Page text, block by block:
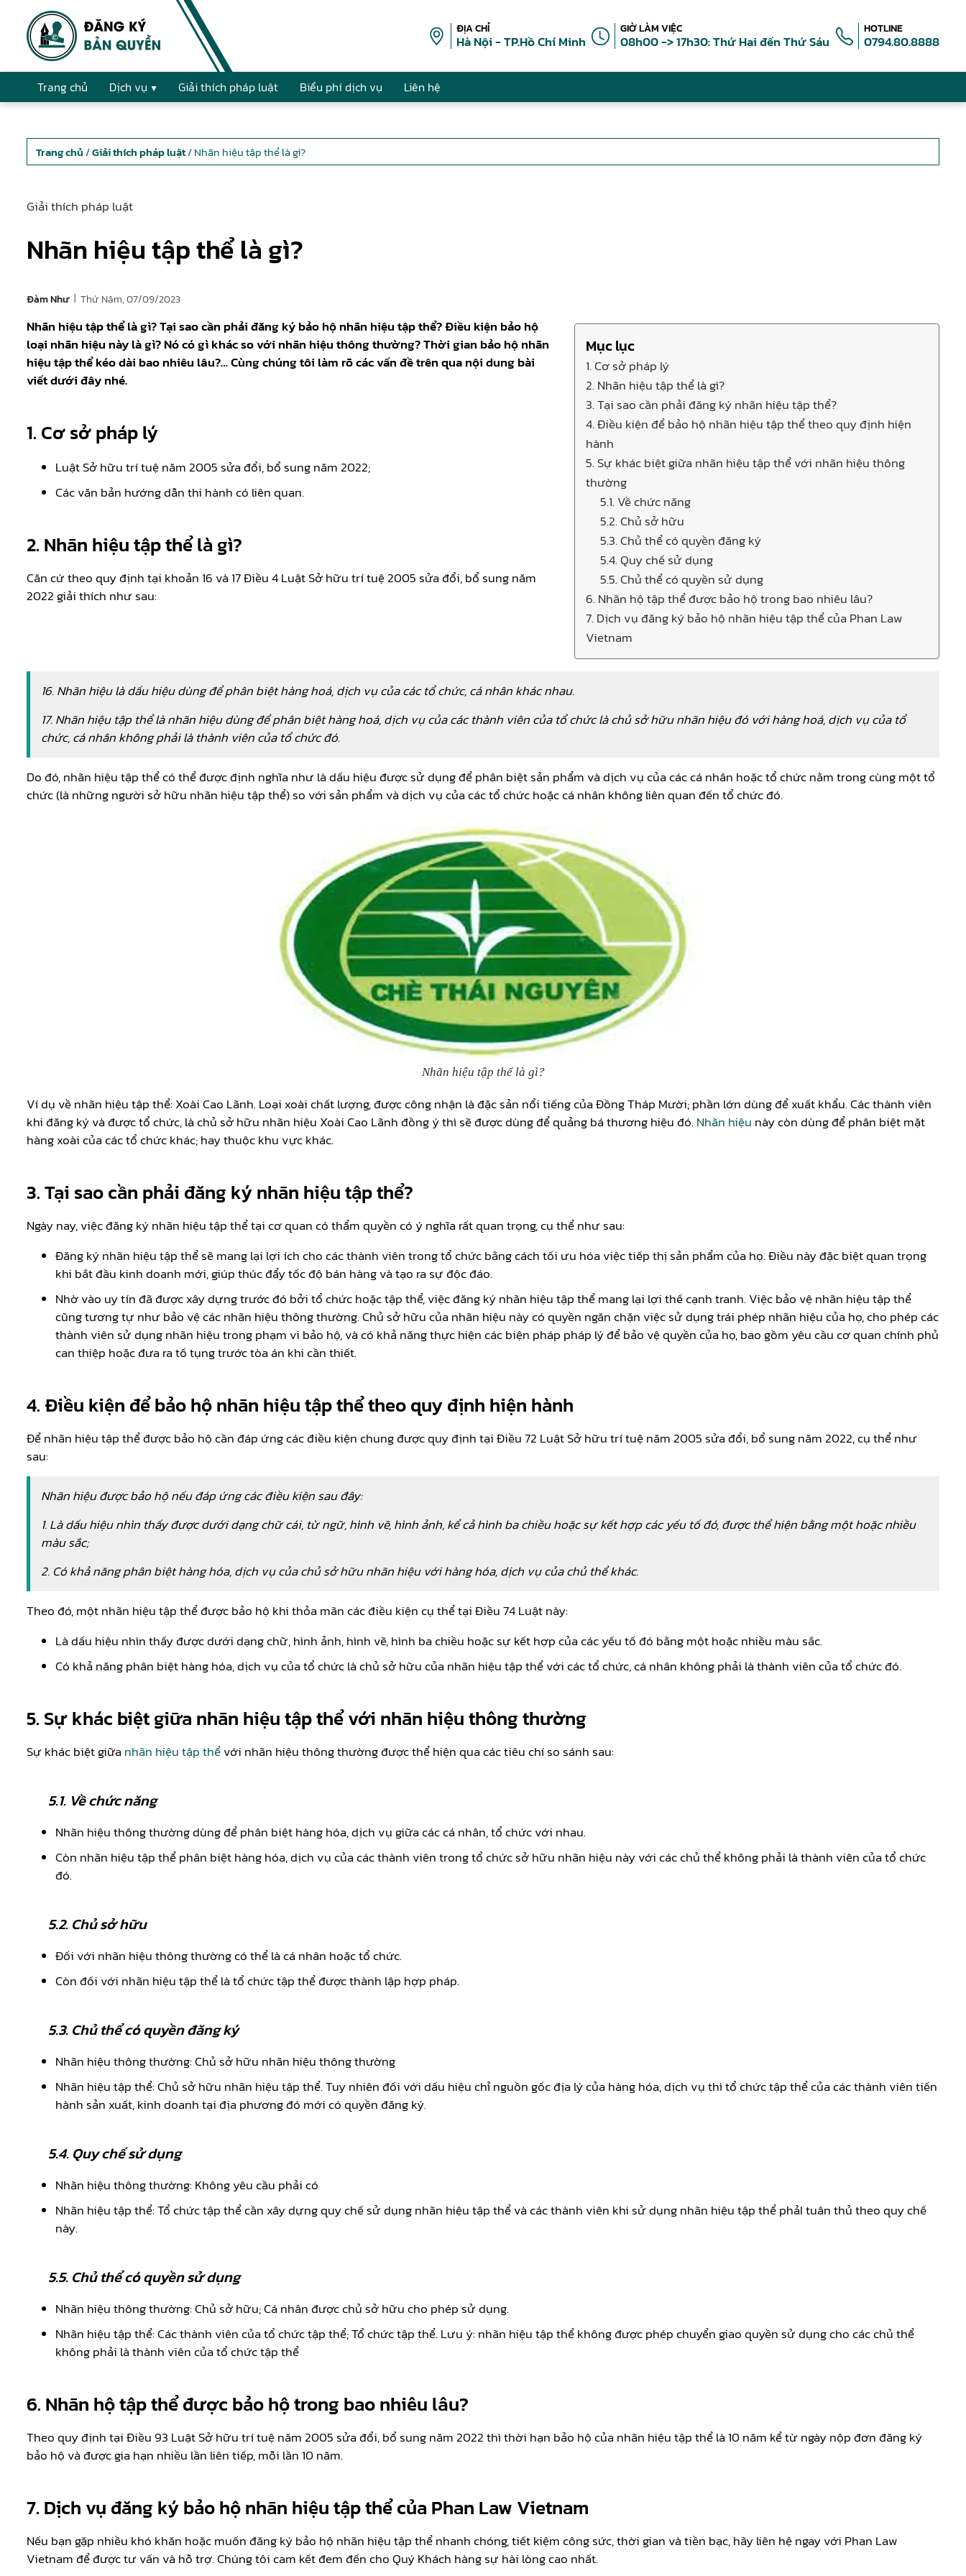
ĐỊA CHỈ
Hà Nội - TP.Hồ Chí Minh
GIỜ LÀM VIỆC
08h00 -> 17h30: Thứ Hai đến Thứ Sáu
HOTLINE
0794.80.8888
Trang chủ Dịch vụ Giải thích pháp luật Biểu phí dịch vụ Liên hệ
Trang chủ /Giải thích pháp luật/ Nhãn hiệu tập thể là gì?
Giải thích pháp luật
Nhãn hiệu tập thể là gì?
Đàm Như | Thứ Năm, 07/09/2023
Mục lục
1. Cơ sở pháp lý
2. Nhãn hiệu tập thể là gì?
3. Tại sao cần phải đăng ký nhãn hiệu tập thể?
4. Điều kiện để bảo hộ nhãn hiệu tập thể theo quy định hiện
hành
5. Sự khác biệt giữa nhãn hiệu tập thể với nhãn hiệu thông
thường
5.1. Về chức năng
5.2. Chủ sở hữu
5.3. Chủ thể có quyền đăng ký
5.4. Quy chế sử dụng
5.5. Chủ thể có quyền sử dụng
6. Nhãn hộ tập thể được bảo hộ trong bao nhiêu lâu?
7. Dịch vụ đăng ký bảo hộ nhãn hiệu tập thể của Phan Law
Vietnam
Nhãn hiệu tập thể là gì? Tại sao cần phải đăng ký bảo hộ nhãn hiệu tập thể? Điều kiện bảo hộ
loại nhãn hiệu này là gì? Nó có gì khác so với nhãn hiệu thông thường? Thời gian bảo hộ nhãn
hiệu tập thể kéo dài bao nhiêu lâu?… Cùng chúng tôi làm rõ các vấn đề trên qua nội dung bài
viết dưới đây nhé.
1. Cơ sở pháp lý
Luật Sở hữu trí tuệ năm 2005 sửa đổi, bổ sung năm 2022;
Các văn bản hướng dẫn thi hành có liên quan.
2. Nhãn hiệu tập thể là gì?
Căn cứ theo quy định tại khoản 16 và 17 Điều 4 Luật Sở hữu trí tuệ 2005 sửa đổi, bổ sung năm
2022 giải thích như sau:
16. Nhãn hiệu là dấu hiệu dùng để phân biệt hàng hoá, dịch vụ của các tổ chức, cá nhân khác nhau.
17. Nhãn hiệu tập thể là nhãn hiệu dùng để phân biệt hàng hoá, dịch vụ của các thành viên của tổ chức là chủ sở hữu nhãn hiệu đó với hàng hoá, dịch vụ của tổ
chức, cá nhân không phải là thành viên của tổ chức đó.
Do đó, nhãn hiệu tập thể có thể được định nghĩa như là dấu hiệu được sử dụng để phân biệt sản phẩm và dịch vụ của các cá nhân hoặc tổ chức nằm trong cùng một tổ
chức (là những người sở hữu nhãn hiệu tập thể) so với sản phẩm và dịch vụ của các tổ chức hoặc cá nhân không liên quan đến tổ chức đó.
Nhãn hiệu tập thể là gì?
Ví dụ về nhãn hiệu tập thể: Xoài Cao Lãnh. Loại xoài chất lượng, được công nhận là đặc sản nổi tiếng của Đồng Tháp Mười; phần lớn dùng để xuất khẩu. Các thành viên
khi đăng ký và được tổ chức, là chủ sở hữu nhãn hiệu Xoài Cao Lãnh đồng ý thì sẽ được dùng để quảng bá thương hiệu đó.Nhãn hiệu này còn dùng để phân biệt mặt
hàng xoài của các tổ chức khác; hay thuộc khu vực khác.
3. Tại sao cần phải đăng ký nhãn hiệu tập thể?
Ngày nay, việc đăng ký nhãn hiệu tập thể tại cơ quan có thẩm quyền có ý nghĩa rất quan trọng, cụ thể như sau:
Đăng ký nhãn hiệu tập thể sẽ mang lại lợi ích cho các thành viên trong tổ chức bằng cách tối ưu hóa việc tiếp thị sản phẩm của họ. Điều này đặc biệt quan trọng
khi bắt đầu kinh doanh mới, giúp thúc đẩy tốc độ bán hàng và tạo ra sự độc đáo.
Nhờ vào uy tín đã được xây dựng trước đó bởi tổ chức hoặc tập thể, việc đăng ký nhãn hiệu tập thể mang lại lợi thế cạnh tranh. Việc bảo vệ nhãn hiệu tập thể
cũng tương tự như bảo vệ các nhãn hiệu thông thường. Chủ sở hữu của nhãn hiệu này có quyền ngăn chặn việc sử dụng trái phép nhãn hiệu của họ, cho phép các
thành viên sử dụng nhãn hiệu trong phạm vi bảo hộ, và có khả năng thực hiện các biện pháp pháp lý để bảo vệ quyền của họ, bao gồm yêu cầu cơ quan chính phủ
can thiệp hoặc đưa ra tố tụng trước tòa án khi cần thiết.
4. Điều kiện để bảo hộ nhãn hiệu tập thể theo quy định hiện hành
Để nhãn hiệu tập thể được bảo hộ cần đáp ứng các điều kiện chung được quy định tại Điều 72 Luật Sở hữu trí tuệ năm 2005 sửa đổi, bổ sung năm 2022, cụ thể như
sau:
Nhãn hiệu được bảo hộ nếu đáp ứng các điều kiện sau đây:
1. Là dấu hiệu nhìn thấy được dưới dạng chữ cái, từ ngữ, hình vẽ, hình ảnh, kể cả hình ba chiều hoặc sự kết hợp các yếu tố đó, được thể hiện bằng một hoặc nhiều
màu sắc;
2. Có khả năng phân biệt hàng hóa, dịch vụ của chủ sở hữu nhãn hiệu với hàng hóa, dịch vụ của chủ thể khác.
Theo đó, một nhãn hiệu tập thể được bảo hộ khi thỏa mãn các điều kiện cụ thể tại Điều 74 Luật này:
Là dấu hiệu nhìn thấy được dưới dạng chữ, hình ảnh, hình vẽ, hình ba chiều hoặc sự kết hợp của các yếu tố đó bằng một hoặc nhiều màu sắc.
Có khả năng phân biệt hàng hóa, dịch vụ của tổ chức là chủ sở hữu của nhãn hiệu tập thể với các tổ chức, cá nhân không phải là thành viên của tổ chức đó.
5. Sự khác biệt giữa nhãn hiệu tập thể với nhãn hiệu thông thường
Sự khác biệt giữanhãn hiệu tập thểvới nhãn hiệu thông thường được thể hiện qua các tiêu chí so sánh sau:
5.1. Về chức năng
Nhãn hiệu thông thường dùng để phân biệt hàng hóa, dịch vụ giữa các cá nhân, tổ chức với nhau.
Còn nhãn hiệu tập thể phân biệt hàng hóa, dịch vụ của các thành viên trong tổ chức sở hữu nhãn hiệu này với các chủ thể không phải là thành viên của tổ chức
đó.
5.2. Chủ sở hữu
Đối với nhãn hiệu thông thường có thể là cá nhân hoặc tổ chức.
Còn đối với nhãn hiệu tập thể là tổ chức tập thể được thành lập hợp pháp.
5.3. Chủ thể có quyền đăng ký
Nhãn hiệu thông thường: Chủ sở hữu nhãn hiệu thông thường
Nhãn hiệu tập thể: Chủ sở hữu nhãn hiệu tập thể. Tuy nhiên đối với dấu hiệu chỉ nguồn gốc địa lý của hàng hóa, dịch vụ thì tổ chức tập thể của các thành viên tiến
hành sản xuất, kinh doanh tại địa phương đó mới có quyền đăng ký.
5.4. Quy chế sử dụng
Nhãn hiệu thông thường: Không yêu cầu phải có
Nhãn hiệu tập thể: Tổ chức tập thể cần xây dựng quy chế sử dụng nhãn hiệu tập thể và các thành viên khi sử dụng nhãn hiệu tập thể phảI tuân thủ theo quy chế
này.
5.5. Chủ thể có quyền sử dụng
Nhãn hiệu thông thường: Chủ sở hữu; Cá nhân được chủ sở hữu cho phép sử dụng.
Nhãn hiệu tập thể: Các thành viên của tổ chức tập thể; Tổ chức tập thể. Lưu ý: nhãn hiệu tập thể không được phép chuyển giao quyền sử dụng cho các chủ thể
không phải là thành viên của tổ chức tập thể
6. Nhãn hộ tập thể được bảo hộ trong bao nhiêu lâu?
Theo quy định tại Điều 93 Luật Sở hữu trí tuệ năm 2005 sửa đổi, bổ sung năm 2022 thì thời hạn bảo hộ của nhãn hiệu tập thể là 10 năm kể từ ngày nộp đơn đăng ký
bảo hộ và được gia hạn nhiều lần liên tiếp, mỗi lần 10 năm.
7. Dịch vụ đăng ký bảo hộ nhãn hiệu tập thể của Phan Law Vietnam
Nếu bạn gặp nhiều khó khăn hoặc muốn đăng ký bảo hộ nhãn hiệu tập thể nhanh chóng, tiết kiệm công sức, thời gian và tiền bạc, hãy liên hệ ngay với Phan Law
Vietnam để được tư vấn và hỗ trợ. Chúng tôi cam kết đem đến cho Quý Khách hàng sự hài lòng cao nhất.